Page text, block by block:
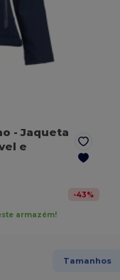
- Jaqueta
e
-43%
armazém!
Tamanhos